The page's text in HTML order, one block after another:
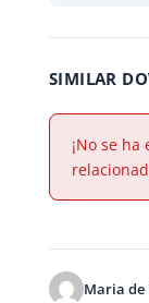
SIMILAR
¡No se
Maria de